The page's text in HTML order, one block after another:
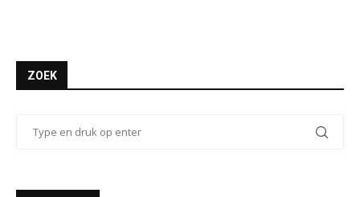
ZOEK